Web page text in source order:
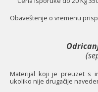
Obaveštenje o vremenu
Materijal koji je preuzet s
ukoliko nije drugačije